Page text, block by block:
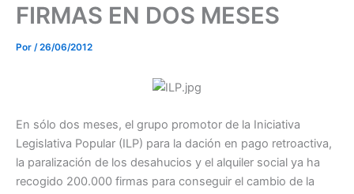
FIRMAS EN DOS MESES
Por /26/06/2012
En sólo dos meses, el grupo promotor de la Iniciativa
Legislativa Popular (ILP) para la dación en pago retroactiva,
la paralización de los desahucios y el alquiler social ya ha
recogido 200.000 firmas para conseguir el cambio de la